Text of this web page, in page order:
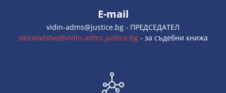
E-mail
vidin-adms@justice.bg - ПРЕДСЕДАТЕЛ
delovodstvo@vidin-adms.justice.bg- за съдебни книжа